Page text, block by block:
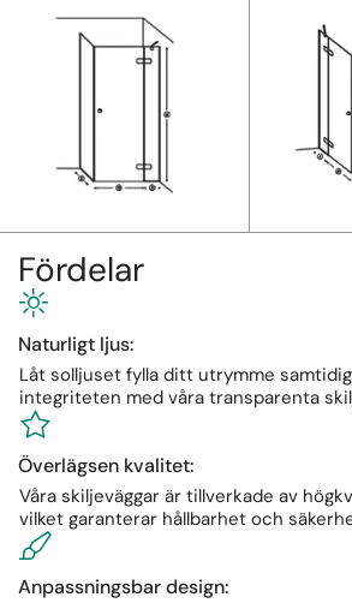
Fördelar
Naturligt ljus:
Låt solljuset fylla ditt utrymme
integriteten med våra transparenta
Överlägsen kvalitet:
Våra skiljeväggar är tillverkade av
vilket garanterar hållbarhet och
Anpassningsbar design: